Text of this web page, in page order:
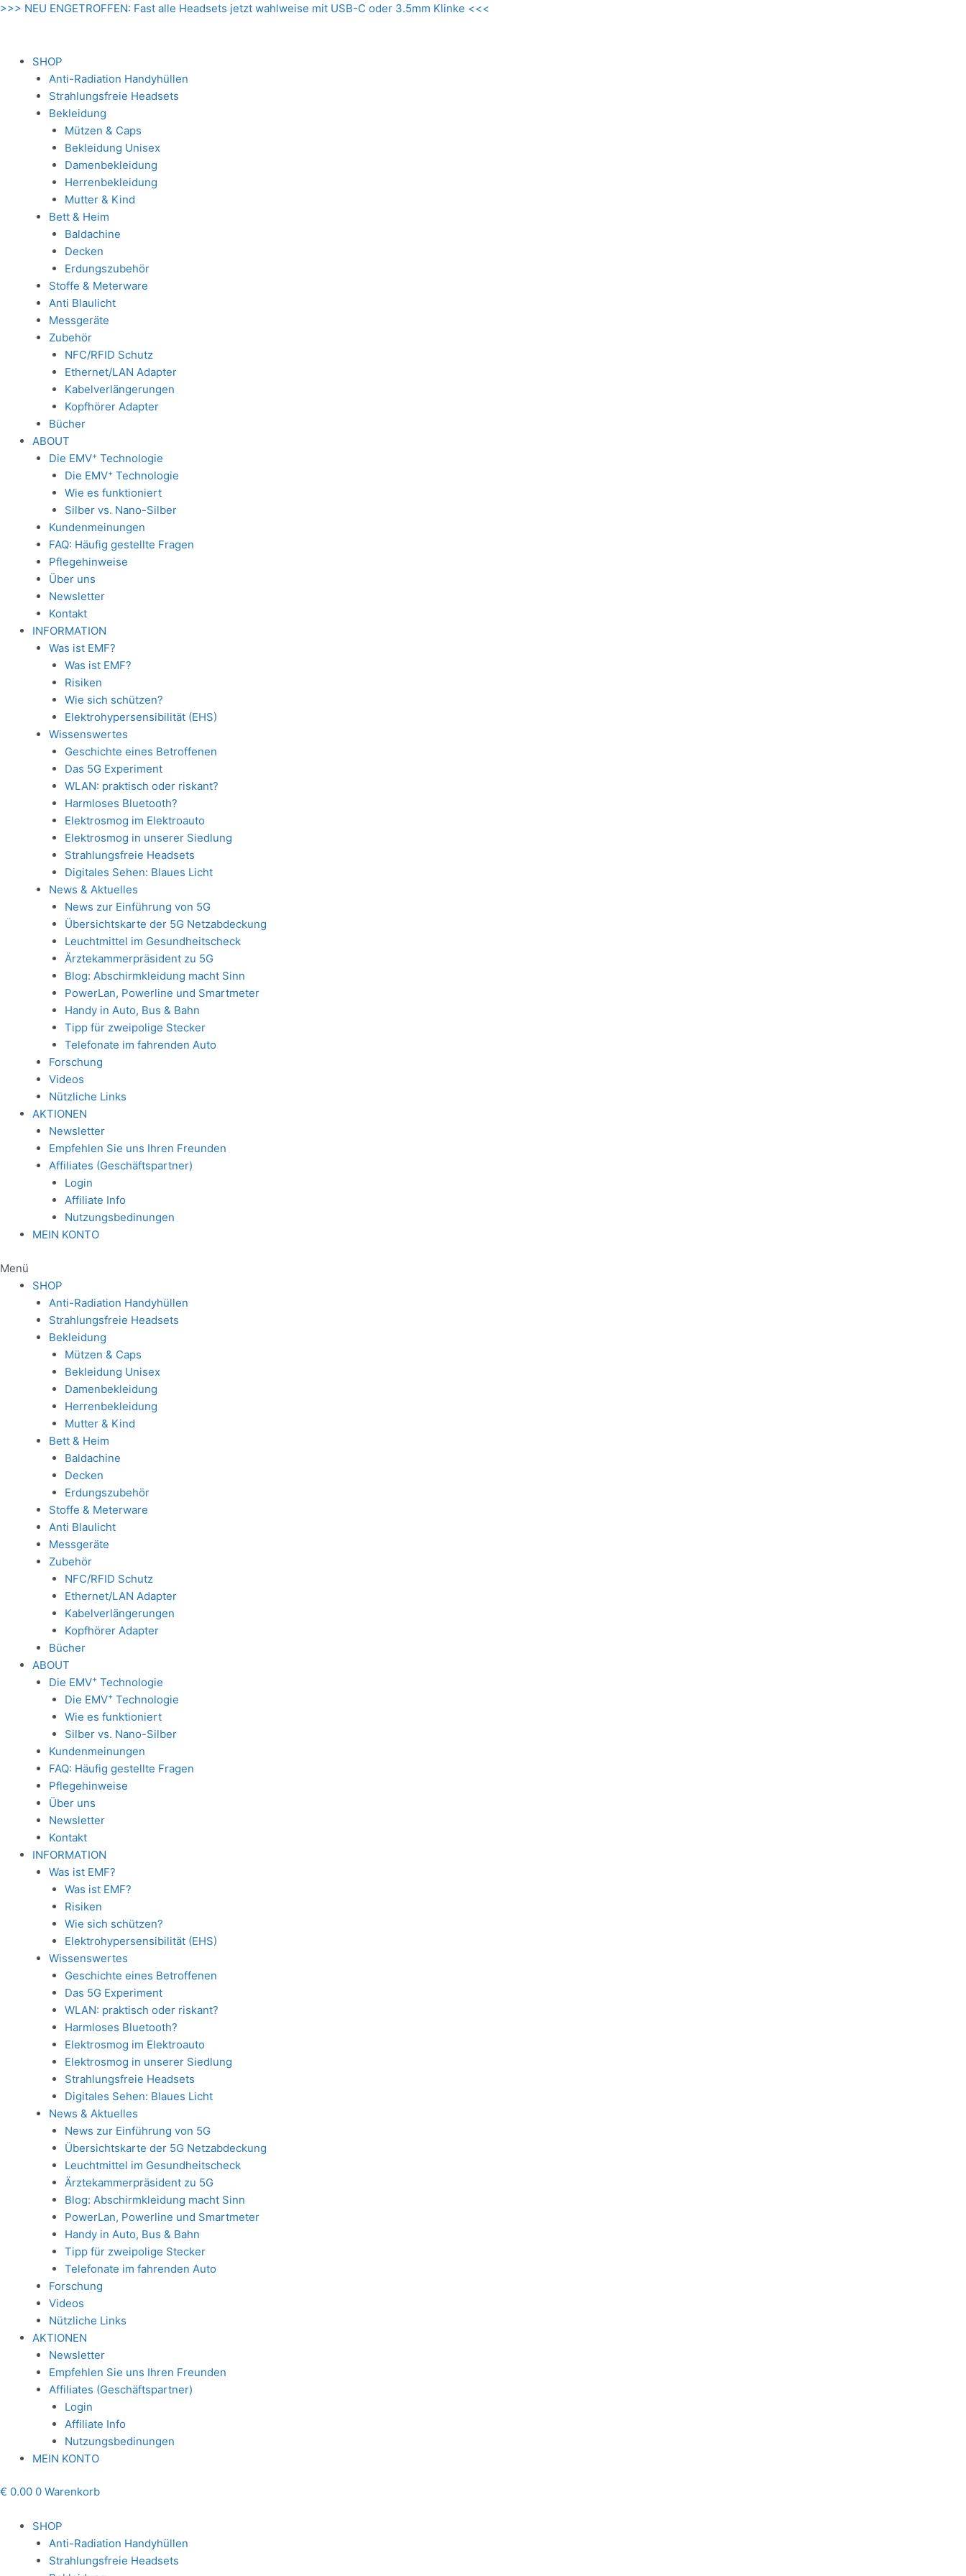
Zum
>>> NEU ENGETROFFEN: Fast alle Headsets jetzt wahlweise mit USB-C oder 3.5mm Klinke <<<
SHOP
Anti-Radiation Handyhüllen
Strahlungsfreie Headsets
Bekleidung
Mützen & Caps
Bekleidung Unisex
Damenbekleidung
Herrenbekleidung
Mutter & Kind
Bett & Heim
Baldachine
Decken
Erdungszubehör
Stoffe & Meterware
Anti Blaulicht
Messgeräte
Zubehör
NFC/RFID Schutz
Ethernet/LAN Adapter
Kabelverlängerungen
Kopfhörer Adapter
Bücher
ABOUT
Die EMV+Technologie
Die EMV+ Technologie
Wie es funktioniert
Silber vs. Nano-Silber
Kundenmeinungen
FAQ: Häufig gestellte Fragen
Pflegehinweise
Über uns
Newsletter
Kontakt
INFORMATION
Was ist EMF?
Was ist EMF?
Risiken
Wie sich schützen?
Elektrohypersensibilität (EHS)
Wissenswertes
Geschichte eines Betroffenen
Das 5G Experiment
WLAN: praktisch oder riskant?
Harmloses Bluetooth?
Elektrosmog im Elektroauto
Elektrosmog in unserer Siedlung
Strahlungsfreie Headsets
Digitales Sehen: Blaues Licht
News & Aktuelles
News zur Einführung von 5G
Übersichtskarte der 5G Netzabdeckung
Leuchtmittel im Gesundheitscheck
Ärztekammerpräsident zu 5G
Blog: Abschirmkleidung macht Sinn
PowerLan, Powerline und Smartmeter
Handy in Auto, Bus & Bahn
Tipp für zweipolige Stecker
Telefonate im fahrenden Auto
Forschung
Videos
Nützliche Links
AKTIONEN
Newsletter
Empfehlen Sie uns Ihren Freunden
Affiliates (Geschäftspartner)
Login
Affiliate Info
Nutzungsbedinungen
MEIN KONTO
Menü
SHOP
Anti-Radiation Handyhüllen
Strahlungsfreie Headsets
Bekleidung
Mützen & Caps
Bekleidung Unisex
Damenbekleidung
Herrenbekleidung
Mutter & Kind
Bett & Heim
Baldachine
Decken
Erdungszubehör
Stoffe & Meterware
Anti Blaulicht
Messgeräte
Zubehör
NFC/RFID Schutz
Ethernet/LAN Adapter
Kabelverlängerungen
Kopfhörer Adapter
Bücher
ABOUT
Die EMV+Technologie
Die EMV+ Technologie
Wie es funktioniert
Silber vs. Nano-Silber
Kundenmeinungen
FAQ: Häufig gestellte Fragen
Pflegehinweise
Über uns
Newsletter
Kontakt
INFORMATION
Was ist EMF?
Was ist EMF?
Risiken
Wie sich schützen?
Elektrohypersensibilität (EHS)
Wissenswertes
Geschichte eines Betroffenen
Das 5G Experiment
WLAN: praktisch oder riskant?
Harmloses Bluetooth?
Elektrosmog im Elektroauto
Elektrosmog in unserer Siedlung
Strahlungsfreie Headsets
Digitales Sehen: Blaues Licht
News & Aktuelles
News zur Einführung von 5G
Übersichtskarte der 5G Netzabdeckung
Leuchtmittel im Gesundheitscheck
Ärztekammerpräsident zu 5G
Blog: Abschirmkleidung macht Sinn
PowerLan, Powerline und Smartmeter
Handy in Auto, Bus & Bahn
Tipp für zweipolige Stecker
Telefonate im fahrenden Auto
Forschung
Videos
Nützliche Links
AKTIONEN
Newsletter
Empfehlen Sie uns Ihren Freunden
Affiliates (Geschäftspartner)
Login
Affiliate Info
Nutzungsbedinungen
MEIN KONTO
€ 0.00 0 Warenkorb
SHOP
Anti-Radiation Handyhüllen
Strahlungsfreie Headsets